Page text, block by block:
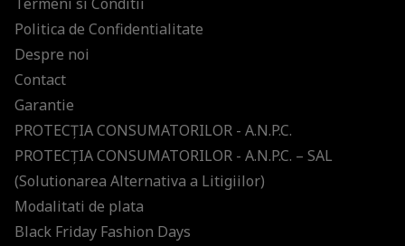
Politica de Confidentialitate
Despre noi
Contact
Garantie
PROTECŢIA CONSUMATORILOR - A.N.P.C.
PROTECŢIA CONSUMATORILOR - A.N.P.C. – SAL
(Solutionarea Alternativa a Litigiilor)
Modalitati de plata
Black Friday Fashion Days